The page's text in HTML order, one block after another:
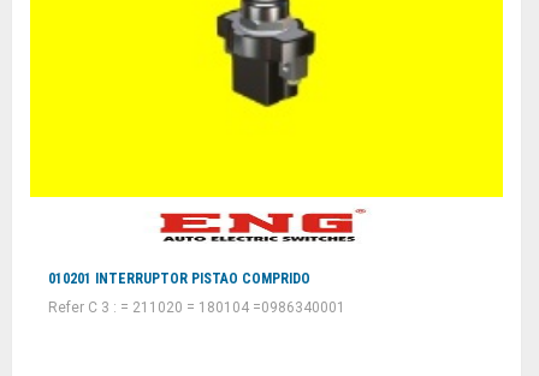
010201 INTERRUPTOR PISTAO COMPRIDO
Refer C 3 : = 211020 = 180104 =0986340001